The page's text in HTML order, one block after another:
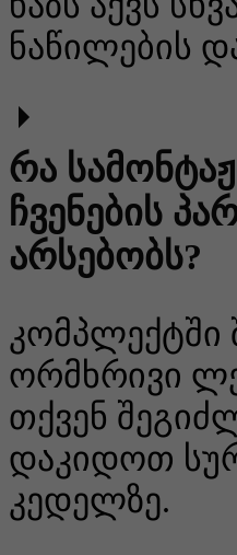
ნაწილების
რა
ჩვენების
არსებობს?
კომპლექტში
ორმხრივი
თქვენ
დაკიდოთ
კედელზე.